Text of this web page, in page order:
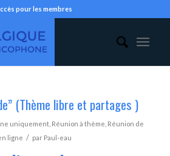
pour les membres
(Thème libre et partages )
uniquement, Réunion à thème Réunion de
ligne / par Paul-eau